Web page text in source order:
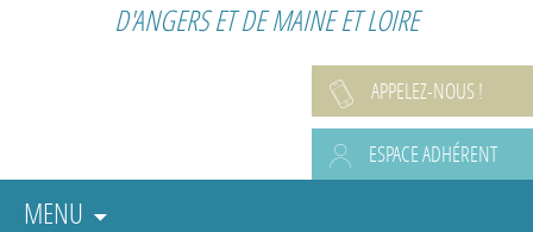
D'ANGERS ET DE MAINE ET LOIRE
APPELEZ-NOUS !
ESPACE ADHÉRENT
MENU